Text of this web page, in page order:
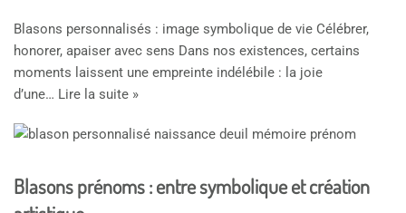
Blasons personnalisés : image symbolique de vie Célébrer,
honorer, apaiser avec sens Dans nos existences, certains
moments laissent une empreinte indélébile : la joie
d’une… Lire la suite »
Blasons prénoms : entre symbolique et création